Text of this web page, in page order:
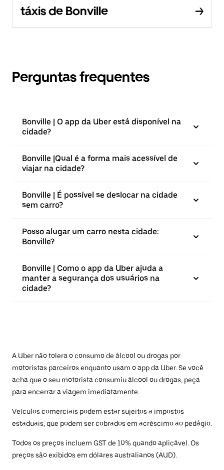
táxis de Bonville
Perguntas frequentes
Bonville | O app da Uber está disponível na
cidade?
Bonville |⁠Qual é a forma mais acessível de
viajar na cidade?
Bonville | É possível se deslocar na cidade
sem carro?
Posso alugar um carro nesta cidade:
Bonville?
Bonville | Como o app da Uber ajuda a
manter a segurança dos usuários na
cidade?
A Uber não tolera o consumo de álcool ou drogas por
motoristas parceiros enquanto usam o app da Uber. Se você
acha que o seu motorista consumiu álcool ou drogas, peça
para encerrar a viagem imediatamente.
Veículos comerciais podem estar sujeitos a impostos
estaduais, que podem ser cobrados em acréscimo ao pedágio.
Todos os preços incluem GST de 10% quando aplicável. Os
preços são exibidos em dólares australianos (AUD).